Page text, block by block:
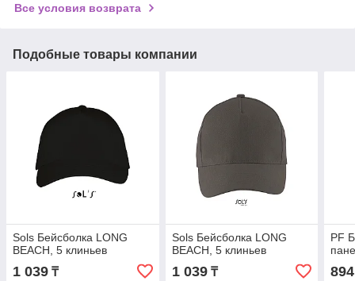
Все условия возврата
Подобные товары компании
Sols Бейсболка LONG
BEACH, 5 клиньев
1 039 ₸
Sols Бейсболка LONG
BEACH, 5 клиньев
1 039₸
PF
894